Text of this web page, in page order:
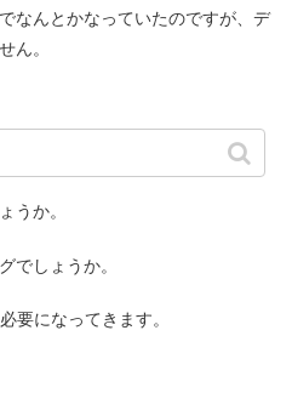
なんとかなっていたのですが、デ
ん。
うか。
でしょうか。
要になってきます。